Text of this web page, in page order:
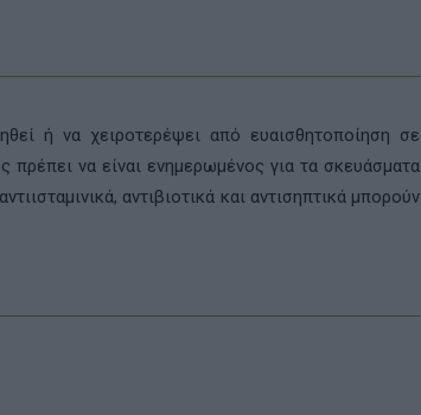
ή να χειροτερέψει από ευαισθητοποίηση σε
να είναι ενημερωμένος για τα σκευάσματα
αντιβιοτικά και αντισηπτικά μπορούν